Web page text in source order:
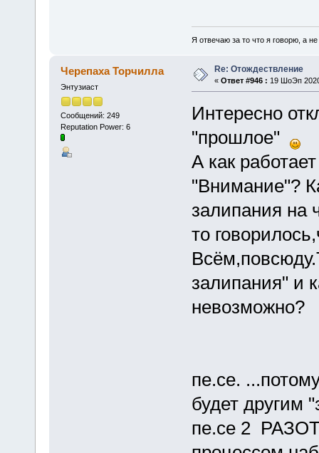
Я отвечаю за то что я говорю, а
Черепаха Торчилла
Энтузиаст
Сообщений: 249
Reputation Power: 6
Re: Отождествление
« Ответ #946 : 19 ШоЭп
Интересно
"прошлое"
А как
"Внимание"?
залипания на
то
залипания" и
невозможно?
пе.се.
будет другим
пе.се 2